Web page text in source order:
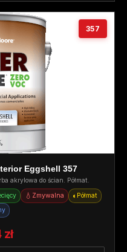
357
Eggshell 357
akrylowa do ścian. Półmat.
💧 Zmywalna ◐ Półmat